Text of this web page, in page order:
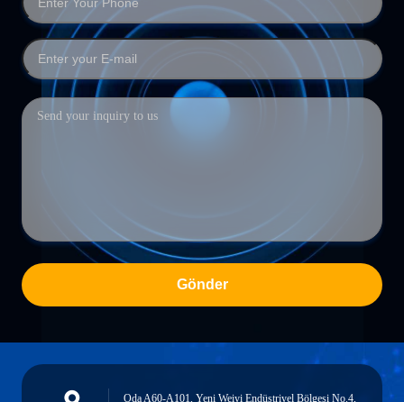
Gönder
Oda A60-A101, Yeni Weiyi Endüstriyel Bölgesi No.4,